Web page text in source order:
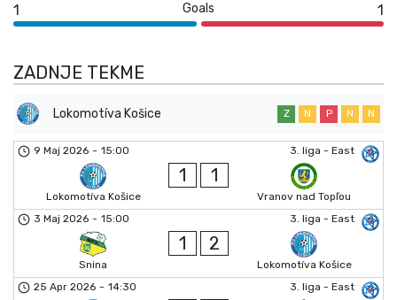
1 Goals 1
ZADNJE TEKME
Lokomotíva Košice Z N P N N
3. liga - East
9 Maj 2026 - 15:00
Lokomotíva Košice
1 1
Vranov nad Topľou
3. liga - East
3 Maj 2026 - 15:00
Snina
1 2
Lokomotíva Košice
3. liga - East
25 Apr 2026 - 14:30